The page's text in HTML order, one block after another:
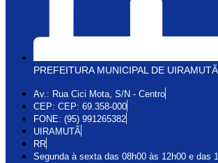
PREFEITURA MUNICIPAL DE UIRAMUTÃ
Av.: Rua Cici Mota, S/N - Centro
CEP: CEP: 69.358-000
FONE: (95) 991265382
UIRAMUTÃ
RR
Segunda à sexta das 08h00 às 12h00 e das